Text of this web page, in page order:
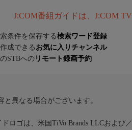
J:COM番組ガイドは、J:COM
条件を保存する検索ワード登録
成できる お気に入りチャンネル
STBへの リモート録画予約
異なる場合がございます。
ロゴは、米国TiVo Brands LLCおよび